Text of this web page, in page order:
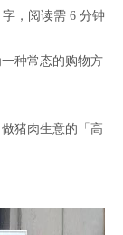
字，阅读需 6 分钟
种常态的购物方
猪肉生意的「高